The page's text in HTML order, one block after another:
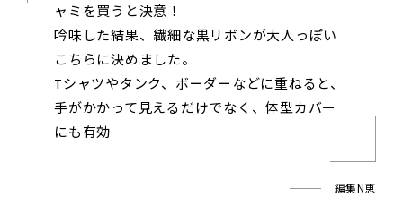
ャミを買うと決意！
吟味した結果、繊細な黒リボンが大人っぽい
こちらに決めました。
Tシャツやタンク、ボーダーなどに重ねると、
手がかかって見えるだけでなく、体型カバー
にも有効
編集N恵